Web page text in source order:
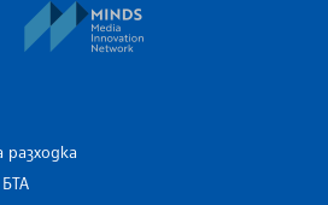
Newsroom
разходка